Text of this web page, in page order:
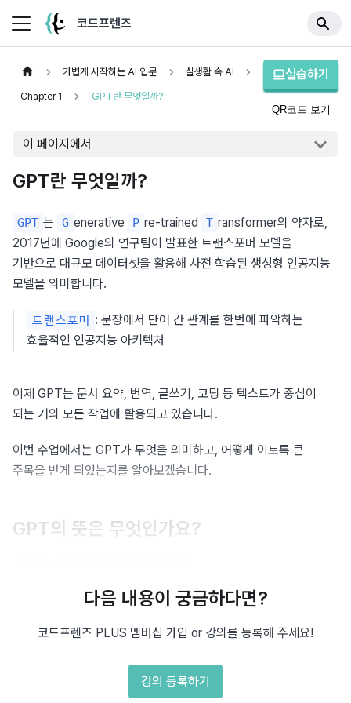
코드프렌즈
가볍게 시작하는 AI 입문 실생활 속 AI
Chapter 1 GPT란 무엇일까?
실습하기
QR코드 보기
이 페이지에서
GPT란 무엇일까?
GPT 는 G enerative P re-trained T ransformer의 약자로,
2017년에 Google의 연구팀이 발표한 트랜스포머 모델을
기반으로 대규모 데이터셋을 활용해 사전 학습된 생성형 인공지능
모델을 의미합니다.
트랜스포머 : 문장에서 단어 간 관계를 한번에 파악하는
효율적인 인공지능 아키텍처
이제 GPT는 문서 요약, 번역, 글쓰기, 코딩 등 텍스트가 중심이
되는 거의 모든 작업에 활용되고 있습니다.
이번 수업에서는 GPT가 무엇을 의미하고, 어떻게 이토록 큰
주목을 받게 되었는지를 알아보겠습니다.
GPT의 뜻은 무엇인가요?
enerative : 인공지능 모델이 텍스트를 생성(Generate)할
수 있음
: 사전 학습을 통해 대량의 데이터를 미리 학습함
다음 내용이 궁금하다면?
코드프렌즈 PLUS 멤버십 가입 or 강의를 등록해 주세요!
강의 등록하기